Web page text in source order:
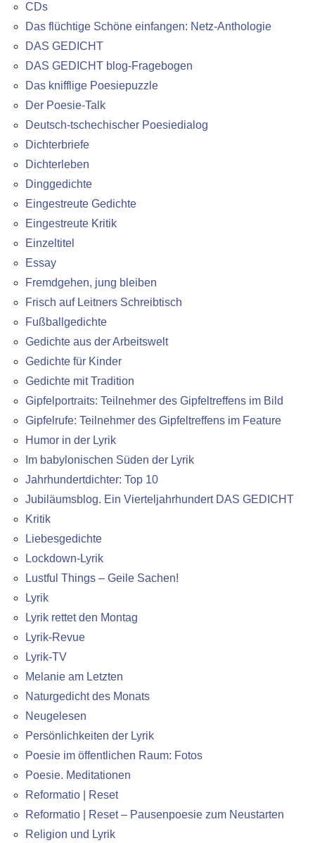
CDs
Das flüchtige Schöne einfangen: Netz-Anthologie
DAS GEDICHT
DAS GEDICHT blog-Fragebogen
Das knifflige Poesiepuzzle
Der Poesie-Talk
Deutsch-tschechischer Poesiedialog
Dichterbriefe
Dichterleben
Dinggedichte
Eingestreute Gedichte
Eingestreute Kritik
Einzeltitel
Essay
Fremdgehen, jung bleiben
Frisch auf Leitners Schreibtisch
Fußballgedichte
Gedichte aus der Arbeitswelt
Gedichte für Kinder
Gedichte mit Tradition
Gipfelportraits: Teilnehmer des Gipfeltreffens im Bild
Gipfelrufe: Teilnehmer des Gipfeltreffens im Feature
Humor in der Lyrik
Im babylonischen Süden der Lyrik
Jahrhundertdichter: Top 10
Jubiläumsblog. Ein Vierteljahrhundert DAS GEDICHT
Kritik
Liebesgedichte
Lockdown-Lyrik
Lustful Things – Geile Sachen!
Lyrik
Lyrik rettet den Montag
Lyrik-Revue
Lyrik-TV
Melanie am Letzten
Naturgedicht des Monats
Neugelesen
Persönlichkeiten der Lyrik
Poesie im öffentlichen Raum: Fotos
Poesie. Meditationen
Reformatio | Reset
Reformatio | Reset – Pausenpoesie zum Neustarten
Religion und Lyrik